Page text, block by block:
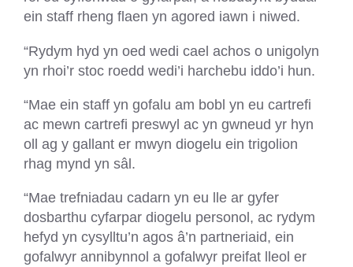
ein staff rheng flaen yn agored iawn i niwed.
“Rydym hyd yn oed wedi cael achos o unigolyn
yn rhoi’r stoc roedd wedi’i harchebu iddo’i hun.
“Mae ein staff yn gofalu am bobl yn eu cartrefi
ac mewn cartrefi preswyl ac yn gwneud yr hyn
oll ag y gallant er mwyn diogelu ein trigolion
rhag mynd yn sâl.
“Mae trefniadau cadarn yn eu lle ar gyfer
dosbarthu cyfarpar diogelu personol, ac rydym
hefyd yn cysylltu’n agos â’n partneriaid, ein
gofalwyr annibynnol a gofalwyr preifat lleol er